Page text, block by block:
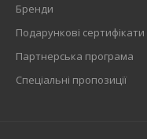
Бренди
Подарункові сертифікати
Партнерська програма
Спеціальні пропозиції